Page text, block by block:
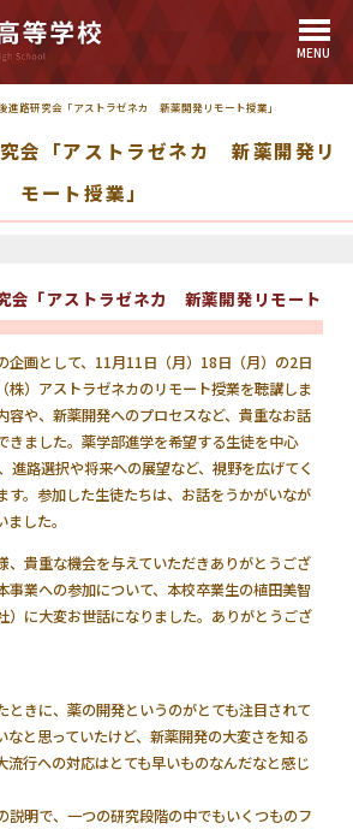
MENU
進路研究会「アストラゼネカ 新薬開発リモート授業」
会「アストラゼネカ 新薬開発リ
モート授業」
会「アストラゼネカ 新薬開発リモート
企画として、11月11日（月）18日（月）の2日
株）アストラゼネカのリモート授業を聴講しま
容や、新薬開発へのプロセスなど、貴重なお話
きました。薬学部進学を希望する生徒を中心
進路選択や将来への展望など、視野を広げてく
す。参加した生徒たちは、お話をうかがいなが
した。
、貴重な機会を与えていただきありがとうござ
事業への参加について、本校卒業生の植田美智
）に大変お世話になりました。ありがとうござ
ときに、薬の開発というのがとても注目されて
なと思っていたけど、新薬開発の大変さを知る
流行への対応はとても早いものなんだなと感じ
説明で、一つの研究段階の中でもいくつものフ